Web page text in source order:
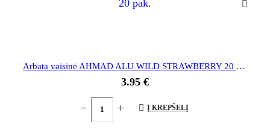
Arbata vaisinė AHMAD ALU WILD STRAWBERRY 20 pak.
3.95 €
Į KREPŠELĮ